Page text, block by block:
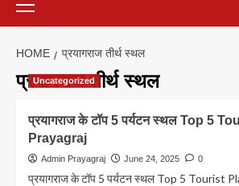
Menu
HOME प्रयागराज तीर्थ स्थल
प्रयागराज तीर्थ स्थल
Uncategorized
प्रयागराज के टॉप 5 पर्यटन स्थल Top 5
Prayagraj
Admin Prayagraj June 24, 2025 0
प्रयागराज के टॉप 5 पर्यटन स्थल Top 5 Tourist